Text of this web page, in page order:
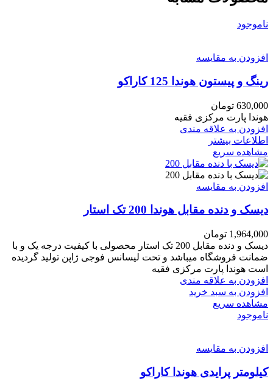
ناموجود
افزودن به مقایسه
رینگ و پیستون هوندا 125 کاراکو
630,000 تومان
هوندا پارت مرکزی فقیه
افزودن به علاقه مندی
اطلاعات بیشتر
مشاهده سریع
افزودن به مقایسه
دیسک و دنده مقابل هوندا 200 تک استار
1,964,000 تومان
دیسک و دنده مقابل 200 تک استار محصولی با کیفیت درجه یک و با
ضمانت فروشگاه میباشد و تحت لیسانس فوجی ژاپن تولید گردیده
است هوندا پارت مرکزی فقیه
افزودن به علاقه مندی
افزودن به سبد خرید
مشاهده سریع
ناموجود
افزودن به مقایسه
کیلومتر پرایدی هوندا کاراکو